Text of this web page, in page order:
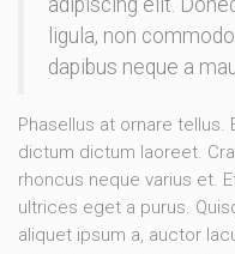
adipiscing elit.
ligula, non
dapibus neque a
Phasellus at ornare tellus.
dictum dictum laoreet.
rhoncus neque varius et.
ultrices eget a purus.
aliquet ipsum a, auctor